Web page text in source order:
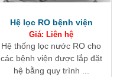
Hệ lọc RO bệnh viện
Giá: Liên hệ
Hệ thống lọc nước RO cho
các bệnh viện được lắp đặt
hệ bằng quy trình ...